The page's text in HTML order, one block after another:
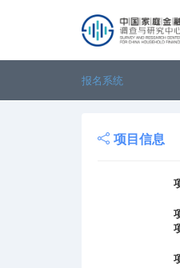
报名系统
项目信息